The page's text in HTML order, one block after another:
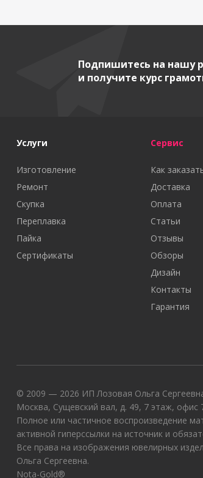
Подпишитесь на нашу
и получите курс
Услуги
Изготовление
Ремонт
Скупка
Переплавка
Пайка
Сертификаты
Сервис
Как
Доставка
Оплата
Статьи
Отзывы
Обзоры
Дизайн
Контакты
Гарантия
© 2009 — 2026 ИП Лозовая Ольга
Москва, Сущевский вал, д. 49, 7 этаж, офис
Полное или частичное воспроизведение
активной гиперссылки на источник и
Все права на изображения ювелирных
Ольга Сергеевна.
Nota-Gold®